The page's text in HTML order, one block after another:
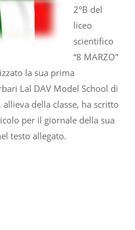
2°B del
liceo
scientifico
“8 MARZO”
la sua prima
Lal DAV Model School di
della classe, ha scritto
per il giornale della sua
testo allegato.